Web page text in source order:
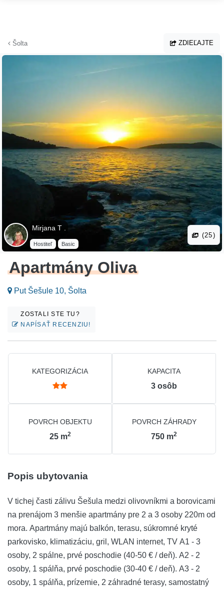
Šolta ZDIEĽAJTE
Mirjana T .
Hostiteľ Basic
(25)
Apartmány Oliva
Put Šešule 10, Šolta
ZOSTALI STE TU?
NAPÍSAŤ RECENZIU!
KATEGORIZÁCIA KAPACITA
3 osôb
POVRCH OBJEKTU
25 m2
POVRCH ZÁHRADY
750 m2
Popis ubytovania
V tichej časti zálivu Šešula medzi olivovníkmi a borovicami
na prenájom 3 menšie apartmány pre 2 a 3 osoby 220m od
mora. Apartmány majú balkón, terasu, súkromné kryté
parkovisko, klimatizáciu, gril, WLAN internet, TV A1 - 3
osoby, 2 spálne, prvé poschodie (40-50 € / deň). A2 - 2
osoby, 1 spálňa, prvé poschodie (30-40 € / deň). A3 - 2
osoby, 1 spálňa, prízemie, 2 záhradné terasy, samostatný